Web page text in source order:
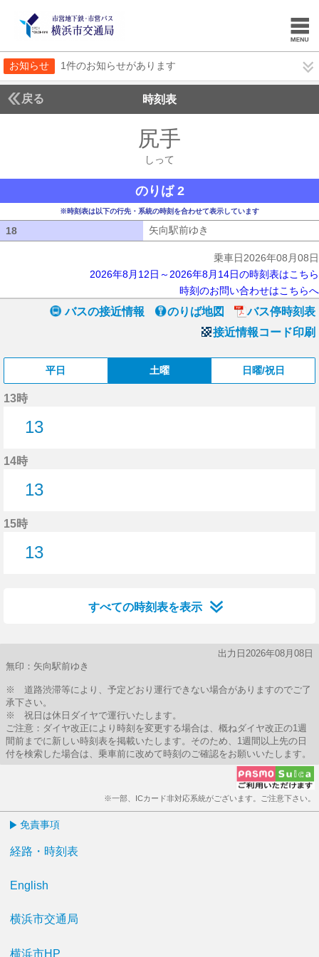
お知らせ 1件のお知らせがあります
戻る 時刻表
尻手
しって
のりば 2
※時刻表は以下の行先・系統の時刻を合わせて表示しています
18 矢向駅前ゆき
乗車日2026年08月08日
2026年8月12日～2026年8月14日の時刻表はこちら
時刻のお問い合わせはこちらへ
バスの接近情報 のりば地図
バス停時刻表
接近情報コード印刷
平日 土曜 日曜/祝日
13時
13
14時
13
15時
13
すべての時刻表を表示
出力日2026年08月08日
無印：矢向駅前ゆき
※ 道路渋滞等により、予定どおり運行できない場合がありますのでご了
承下さい。
※ 祝日は休日ダイヤで運行いたします。
ご注意：ダイヤ改正により時刻を変更する場合は、概ねダイヤ改正の1週
間前までに新しい時刻表を掲載いたします。そのため、1週間以上先の日
付を検索した場合は、乗車前に改めて時刻のご確認をお願いいたします。
※一部、ICカード非対応系統がございます。ご注意下さい。
免責事項
経路・時刻表
English
横浜市交通局
横浜市HP